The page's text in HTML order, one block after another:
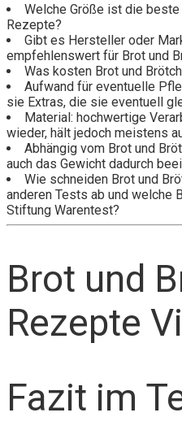
Welche Größe ist die
Rezepte?
Gibt es Hersteller oder
empfehlenswert für Brot und
Was kosten Brot und
Aufwand für eventuelle
sie Extras, die sie eventuell
Material: hochwertige
wieder, hält jedoch meistens
Abhängig vom Brot und
auch das Gewicht dadurch
Wie schneiden Brot und
anderen Tests ab und welche
Stiftung Warentest?
Brot und
Rezepte
Fazit im